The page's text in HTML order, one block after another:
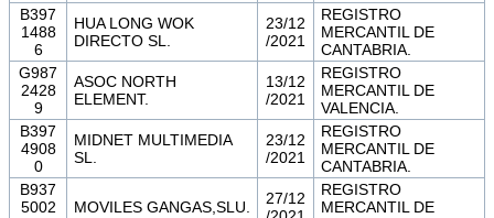
B397
1488
6
HUA LONG WOK
DIRECTO SL.
23/12
/2021
REGISTRO
MERCANTIL DE
CANTABRIA.
G987
2428
9
ASOC NORTH
ELEMENT.
13/12
/2021
REGISTRO
MERCANTIL DE
VALENCIA.
B397
4908
0
MIDNET MULTIMEDIA
SL.
23/12
/2021
REGISTRO
MERCANTIL DE
CANTABRIA.
B937
5002
MOVILES GANGAS,SLU.
27/12
REGISTRO
MERCANTIL DE